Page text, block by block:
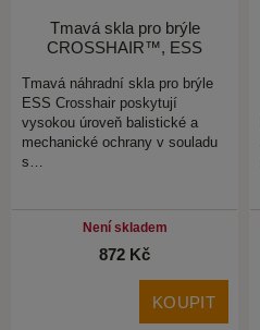
Tmavá skla pro brýle
CROSSHAIR™, ESS
Tmavá náhradní skla pro brýle
ESS Crosshair poskytují
vysokou úroveň balistické a
mechanické ochrany v souladu
s…
Není skladem
872 Kč
KOUPIT